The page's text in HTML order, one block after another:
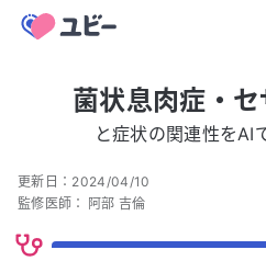
菌状息肉症・
と症状の関連性をAI
更新日： 2024/04/10
監修医師： 阿部 吉倫